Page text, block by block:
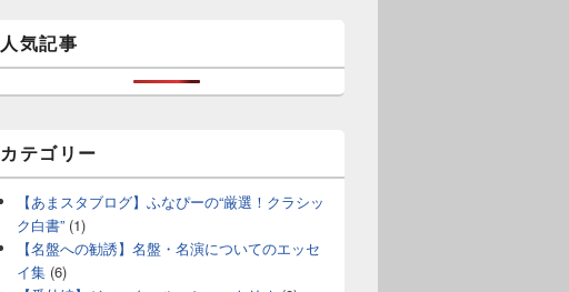
人気記事
カテゴリー
【あまスタブログ】ふなぴーの“厳選！クラシッ
ク白書” (1)
【名盤への勧誘】名盤・名演についてのエッセ
イ集 (6)